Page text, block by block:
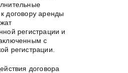
договору аренды
регистрации и
с
регистрации.
договора